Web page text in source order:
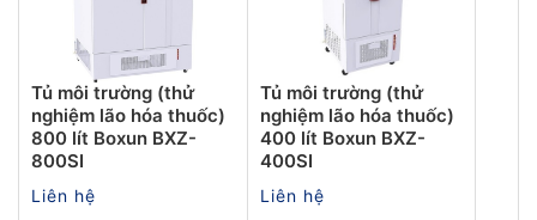
Tủ môi trường (thử
nghiệm lão hóa thuốc)
800 lít Boxun BXZ-
800SI
Liên hệ
Tủ môi trường (thử
nghiệm lão hóa thuốc)
400 lít Boxun BXZ-
400SI
Liên hệ